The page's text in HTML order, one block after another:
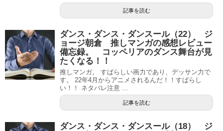
記事を読む
ダンス・ダンス・ダンスール（22） ジ
ョージ朝倉 推しマンガの感想レビュー
備忘録。 コッペリアのダンス舞台が見
たくなる！！
推しマンガ。 すばらしい画力であり、デッサン力で
す。 22年4月からアニメされるんだ！！すばらし
い！！ ネタバレ注意 ...
記事を読む
ダンス・ダンス・ダンスール（18） ジ